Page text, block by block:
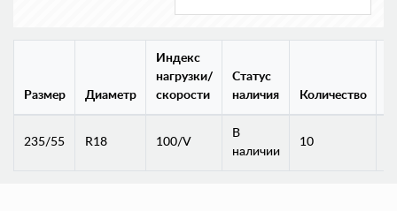
Размер Диаметр
Индекс
нагрузки/
скорости
Статус
наличия
Количество
235/55 R18 100/V
В
наличии
10